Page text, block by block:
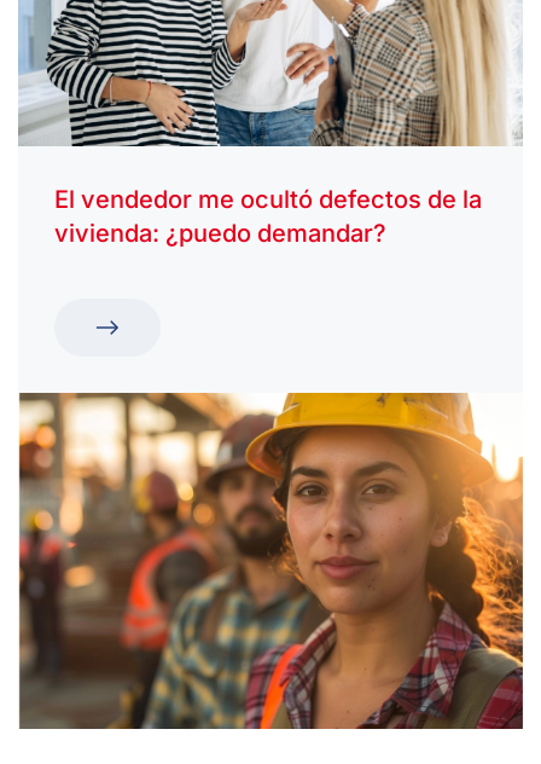
El vendedor me ocultó defectos de la
vivienda: ¿puedo demandar?